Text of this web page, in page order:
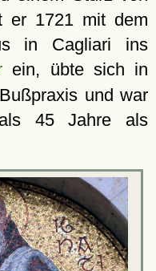
er 1721 mit dem
in Cagliari ins
ein, übte sich in
und war
45 Jahre als